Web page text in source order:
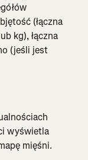
(łączna
kg), łączna
(jeśli jest
wyświetla
mięśni.